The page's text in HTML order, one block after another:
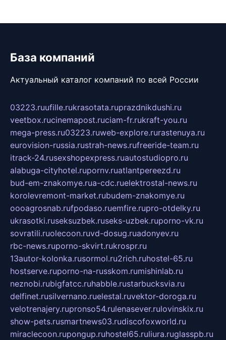
База компаний
Актуальный каталог компаний по всей России
03223.ruufille.rukrasotata.ruprazdnikdushi.ru
veetbox.rucinemapost.ruciam-fr.rukraft-you.ru
mega-press.ru03223.ruweb-explore.rurastenuya.ru
eurovision-russia.rustrah-news.rufreeride-team.ru
itrack-24.rusexshopexpress.ruautostudiopro.ru
alabuga-cityhotel.rupornv.ruatlantpereezd.ru
bud-em-znakomye.rua-cdc.ruelektrostal-news.ru
korolevremont-market.rubudem-znakomye.ru
oooagrosnab.rufpodaso.ruemfire.rupro-otdelky.ru
ukrasotki.ruseksuzbek.ruseks-uzbek.ruporno-vk.ru
sovratili.ruolecoon.ruvd-dosug.ruadonyev.ru
rbc-news.ruporno-skvirt.rukrospr.ru
13autor-kolonka.rusormol.ru2rich.ruhostel-65.ru
hostserve.ruporno-na-russkom.rumishinlab.ru
neznobi.rubigfatcc.ruhabble.rustarbucksvia.ru
delfinet.rusilvernano.ruelestal.ruvektor-doroga.ru
velotrenajery.rupronso54.rulenasever.rulovinskix.ru
show-pets.rusmartnews03.rudiscofoxworld.ru
miraclecoon.rupongup.ruhostel65.ruliura.ruglasspb.ru